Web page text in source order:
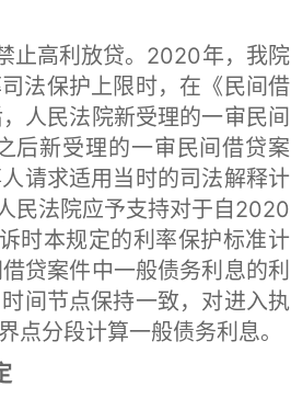
高利放贷。2020年，我院
法保护上限时，在《民间借
人民法院新受理的一审民间
后新受理的一审民间借贷案
请求适用当时的司法解释计
民法院应予支持对于自2020
时本规定的利率保护标准计
贷案件中一般债务利息的利
间节点保持一致，对进入执
分段计算一般债务利息。